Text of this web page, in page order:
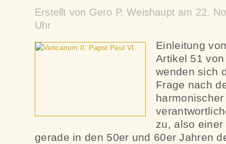
Erstellt von Gero P. Weishaupt am 22.
Uhr
Einleitung
Artikel 51
wenden sich
Frage nach
zu, also
gerade in den 50er und 60er Jahren